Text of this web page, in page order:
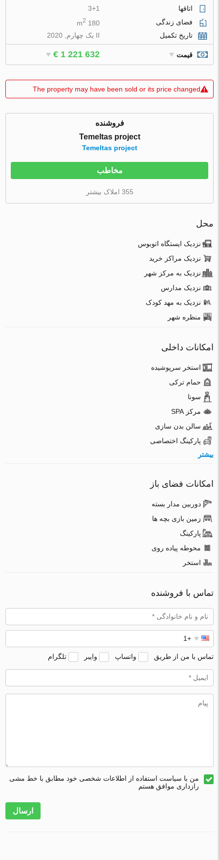
اتاقها
3+1
فضای زندگی
180 m
2
تاریخ تکمیل II یک چهارم, 2020
قیمت € 1 221 632
The property may have been sold or its price changed
فروشنده
Temeltas project
Temeltas project
مخاطب
355 املاک بیشتر
محل
نزدیک ایستگاه اتوبوس
نزدیک مراکز خرید
نزدیک به مرکز شهر
نزدیک مدارس
نزدیک به مهد کودک
منظره شهر
امکانات داخلی
استخر سرپوشیده
حمام ترکی
سونا
مرکز SPA
سالن بدن سازی
پارکینگ اختصاصی
بیشتر
امکانات فضای باز
دوربین مدار بسته
زمین بازی بچه ها
پارکینگ
محوطه پیاده روی
استخر
تماس با فروشنده
تماس با من از طریق واتساپ وایبر تلگرام
من با سیاست استفاده از اطلاعات شخصی خود مطابق با خط مشی
رازداری موافق هستم
ارسال